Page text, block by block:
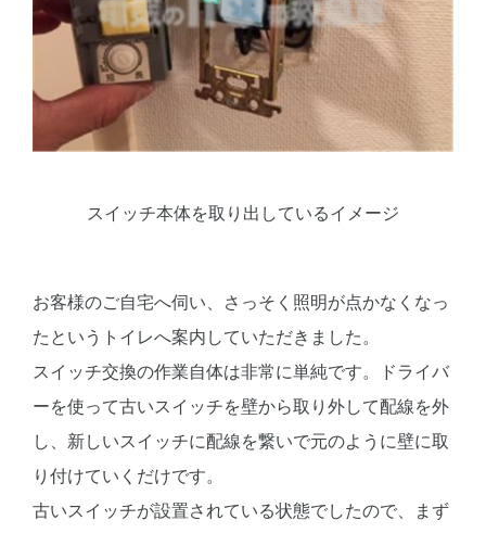
スイッチ本体を取り出しているイメージ
お客様のご自宅へ伺い、さっそく照明が点かなくなっ
たというトイレへ案内していただきました。
スイッチ交換の作業自体は非常に単純です。ドライバ
ーを使って古いスイッチを壁から取り外して配線を外
し、新しいスイッチに配線を繋いで元のように壁に取
り付けていくだけです。
古いスイッチが設置されている状態でしたので、まず